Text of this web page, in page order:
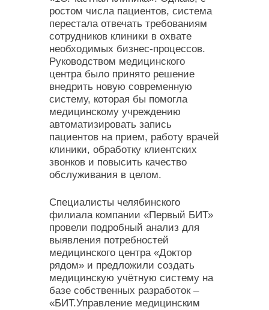
ростом числа пациентов, система
перестала отвечать требованиям
сотрудников клиники в охвате
необходимых бизнес-процессов.
Руководством медицинского
центра было принято решение
внедрить новую современную
систему, которая бы помогла
медицинскому учреждению
автоматизировать запись
пациентов на прием, работу врачей
клиники, обработку клиентских
звонков и повысить качество
обслуживания в целом.
Специалисты челябинского
филиала компании «Первый БИТ»
провели подробный анализ для
выявления потребностей
медицинского центра «Доктор
рядом» и предложили создать
медицинскую учётную систему на
базе собственных разработок –
«БИТ.Управление медицинским